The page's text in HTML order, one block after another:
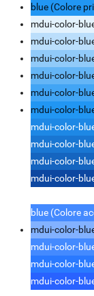
blue (Colore
mdui-color-
mdui-color-
mdui-color-
mdui-color-
mdui-color-
mdui-color-
mdui-color-
mdui-color-
mdui-color-
mdui-color-
blue (Colore
mdui-color-
mdui-color-
mdui-color-
mdui-color-